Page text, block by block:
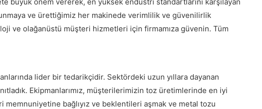
ve ürettiğimiz her makinede verimlilik ve güvenilirlik
ve olağanüstü müşteri hizmetleri için firmamıza güvenin. Tüm
lider bir tedarikçidir. Sektördeki uzun yıllara dayanan
Ekipmanlarımız, müşterilerimizin toz üretimlerinde en iyi
memnuniyetine bağlıyız ve beklentileri aşmak ve metal tozu